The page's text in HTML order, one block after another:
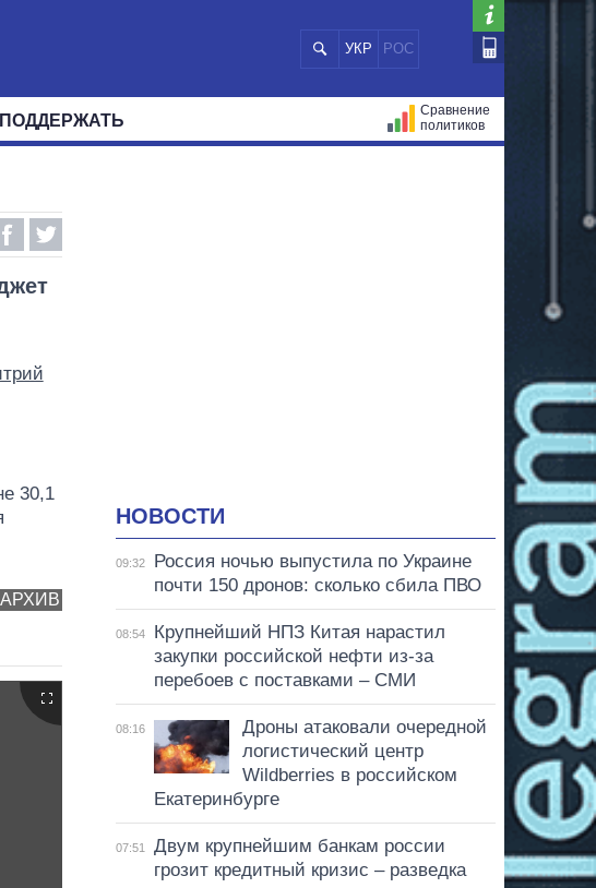
УКР РОС
МИР
ПОДДЕРЖАТЬ
Сравнение
политиков
30,1
АРХИВ
НОВОСТИ
09:32
Россия ночью выпустила по Украине
почти 150 дронов: сколько сбила ПВО
08:54
Крупнейший НПЗ Китая нарастил
закупки российской нефти из-за
перебоев с поставками – СМИ
08:16
Дроны атаковали очередной
логистический центр
Wildberries в российском
Екатеринбурге
07:51
Двум крупнейшим банкам россии
грозит кредитный кризис – разведка